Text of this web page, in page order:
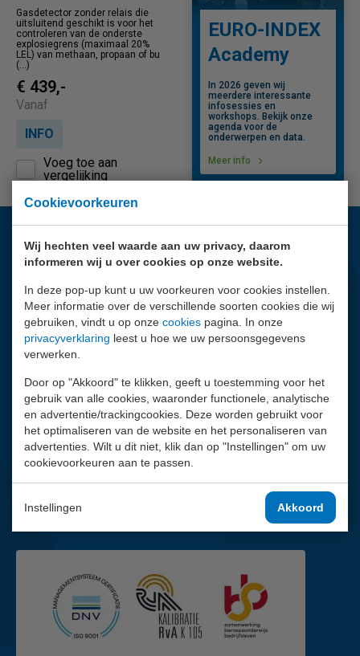
Cookievoorkeuren
Wij hechten veel waarde aan uw privacy, daarom
informeren wij u over cookies op onze website.
In deze pop-up kunt u uw voorkeuren voor cookies instellen.
Meer informatie over de verschillende soorten cookies die wij
gebruiken, vindt u op onze cookies pagina. In onze
privacyverklaring leest u hoe we uw persoonsgegevens
verwerken.
Door op "Akkoord" te klikken, geeft u toestemming voor het
gebruik van alle cookies, waaronder functionele, analytische
en advertentie/trackingcookies. Deze worden gebruikt voor
het optimaliseren van de website en het personaliseren van
advertenties. Wilt u dit niet, klik dan op "Instellingen" om uw
cookievoorkeuren aan te passen.
Instellingen Akkoord
Gasdetector zonder relais die
uitsluitend geschikt is voor het
controleren van de onderste
explosiegrens (maximaal 20%
LEL) van methaan, propaan of bu
(...)
€ 439,-
Vanaf
INFO
Voeg toe aan
vergelijking
EURO-INDEX
Academy
In 2026 geven wij
meerdere interessante
infosessies en
workshops. Bekijk onze
agenda voor de
onderwerpen en data.
Meer info
Vragen?
Wij helpen je graag.
010 - 2 888 000
Contactpagina
Facebook
LinkedIn
Youtube
Instagram
Mail